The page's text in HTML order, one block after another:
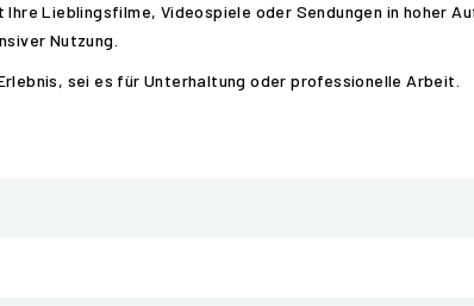
Lieblingsfilme, Videospiele oder Sendungen in hoher
Nutzung.
sei es für Unterhaltung oder professionelle Arbeit.